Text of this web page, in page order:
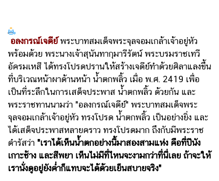
อลงกรณ์เจดีย์ พระบาทสมเด็จพระจุลจอมเกล้าเจ้าอยู่หัว
พร้อมด้วย พระนางเจ้าสุนันทากุมารีรัตน์ พระบรมราชเทวี
อัครมเหสี ได้ทรงโปรดปรานให้สร้างเจดีย์ทำด้วยศิลาแลงขึ้น
ที่บริเวณหน้าผาด้านหน้า น้ำตกพลิ้ว เมื่อ พ.ศ. 2419 เพื่อ
เป็นที่ระลึกในการเสด็จประพาส น้ำตกพลิ้ว ด้วยกัน และ
พระราชทานนามว่า "อลงกรณ์เจดีย์" พระบาทสมเด็จพระ
จุลจอมเกล้าเจ้าอยู่หัว ทรงโปรด น้ำตกพลิ้ว เป็นอย่างยิ่ง และ
ได้เสด็จประพาสหลายคราว ทรงโปรดมาก ถึงกับมีพระราช
ดำรัสว่า "เราได้เห็นน้ำตกอย่างนี้มาสองสามแห่ง คือที่ปีนัง
เกาะช้าง และสีพยา เห็นไม่มีที่ไหนจะงามกว่าที่นี่เลย ถ้าจะให้
เรานั่งดูอยู่ยังค่ำก็แทบจะได้ด้วยเย็นสบายจริง"